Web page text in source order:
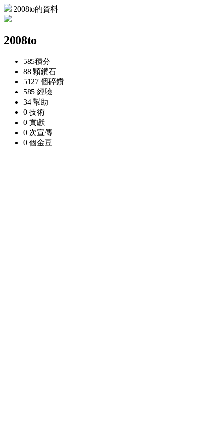
2008to的資料
2008to
585積分
88 顆鑽石
5127 個碎鑽
585 經驗
34 幫助
0 技術
0 貢獻
0 次宣傳
0 個金豆